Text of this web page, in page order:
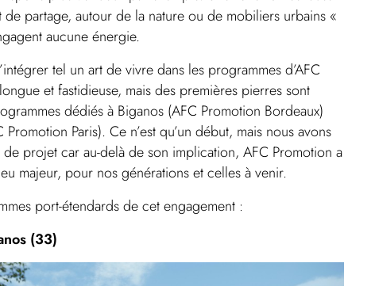
partage, autour de la nature ou de mobiliers urbains «
aucune énergie.
tel un art de vivre dans les programmes d’AFC
et fastidieuse, mais des premières pierres sont
dédiés à Biganos (AFC Promotion Bordeaux)
Paris). Ce n’est qu’un début, mais nous avons
projet car au-delà de son implication, AFC Promotion a
majeur, pour nos générations et celles à venir.
port-étendards de cet engagement :
(33)